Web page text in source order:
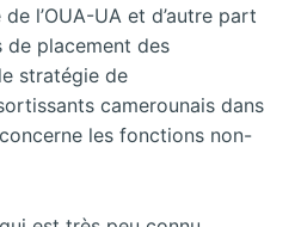
l’OUA-UA et d’autre part
de placement des
stratégie de
camerounais dans
les fonctions non-